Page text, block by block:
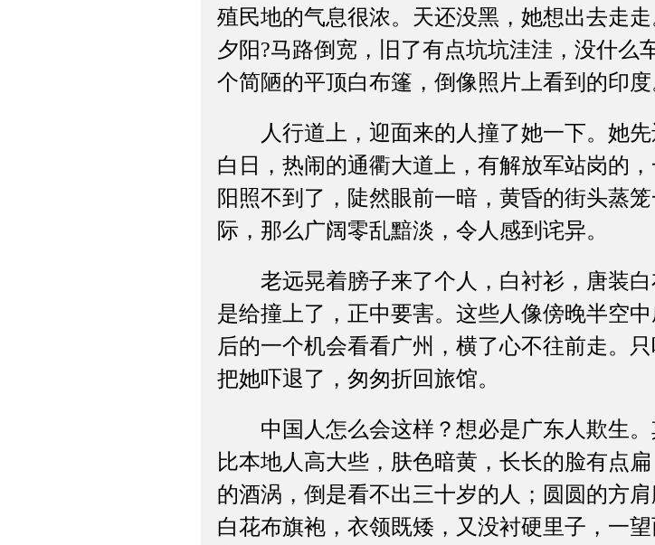
殖民地的气息很浓。天还没黑，她想出去走
夕阳?马路倒宽，旧了有点坑坑洼洼，没什么
个简陋的平顶白布篷，倒像照片上看到的印度
人行道上，迎面来的人撞了她一下。她先
白日，热闹的通衢大道上，有解放军站岗的
阳照不到了，陡然眼前一暗，黄昏的街头蒸
际，那么广阔零乱黯淡，令人感到诧异。
老远晃着膀子来了个人，白衬衫，唐装白
是给撞上了，正中要害。这些人像傍晚半空
后的一个机会看看广州，横了心不往前走。
把她吓退了，匆匆折回旅馆。
中国人怎么会这样？想必是广东人欺生。
比本地人高大些，肤色暗黄，长长的脸有点
的酒涡，倒是看不出三十岁的人；圆圆的方
白花布旗袍，衣领既矮，又没衬硬里子，一